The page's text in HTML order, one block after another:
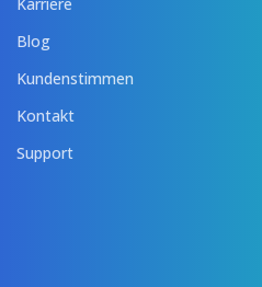
Blog
Kundenstimmen
Kontakt
Support